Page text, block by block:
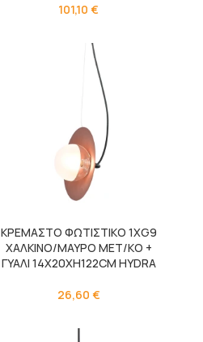
101,10€
ΚΡΕΜΑΣΤΟ ΦΩΤΙΣΤΙΚΟ 1ΧG9
ΧΑΛΚΙΝΟ/ΜΑΥΡΟ ΜΕΤ/ΚΟ +
ΓΥΑΛΙ 14Χ20ΧΗ122CM HYDRA
26,60 €